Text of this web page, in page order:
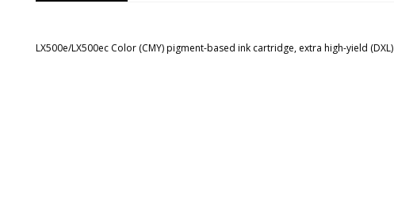
LX500e/LX500ec Color (CMY) pigment-based ink cartridge, extra high-yield (DXL)